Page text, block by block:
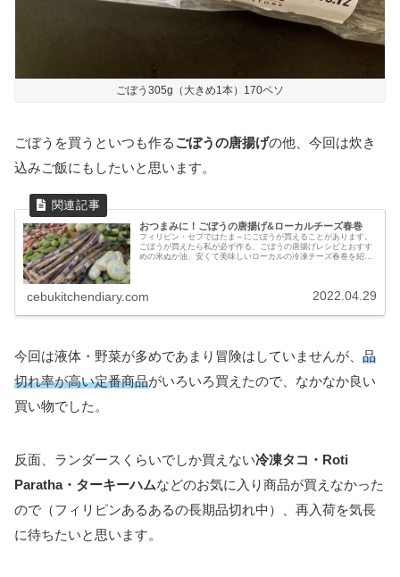
ごぼう305g（大きめ1本）170ペソ
ごぼうを買うといつも作るごぼうの唐揚げの他、今回は炊き
込みご飯にもしたいと思います。
おつまみに！ごぼうの唐揚げ&ローカルチーズ春巻
フィリピン・セブではたま～にごぼうが買えることがあります。
ごぼうが買えたら私が必ず作る、ごぼうの唐揚げレシピとおすす
めの米ぬか油、安くて美味しいローカルの冷凍チーズ春巻を紹介
cebukitchendiary.com 2022.04.29
今回は液体・野菜が多めであまり冒険はしていませんが、 品
切れ率が高い定番商品がいろいろ買えたので、なかなか良い
買い物でした。
反面、ランダースくらいでしか買えない冷凍タコ・Roti
Paratha・ターキーハムなどのお気に入り商品が買えなかった
ので（フィリピンあるあるの長期品切れ中）、再入荷を気長
に待ちたいと思います。